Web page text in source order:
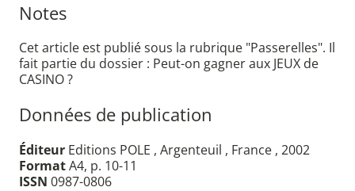
Notes
Cet article est publié sous la rubrique "Passerelles". Il
fait partie du dossier : Peut-on gagner aux JEUX de
CASINO ?
Données de publication
Éditeur Editions POLE , Argenteuil , France , 2002
FormatA4, p. 10-11
ISSN 0987-0806